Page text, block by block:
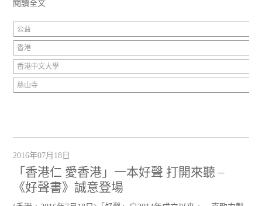
閱讀全文
公益
香港
香港中文大學
慈山寺
2016年07月18日
「香港仁 愛香港」一本好聲 打開來聽 –
《好聲書》誠意登場